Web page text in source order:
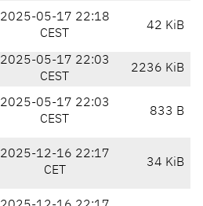
2025-05-17 22:18
CEST
42 KiB
2025-05-17 22:03
CEST
2236 KiB
2025-05-17 22:03
CEST
833 B
2025-12-16 22:17
CET
34 KiB